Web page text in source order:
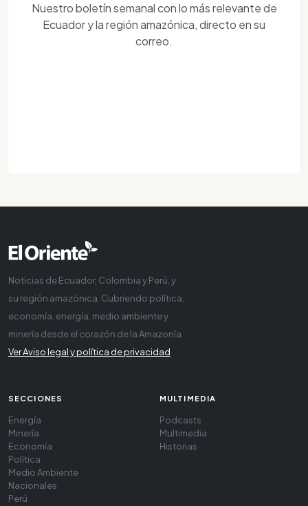
Nuestro boletín semanal con lo más relevante de
Ecuador y la región amazónica, directo en su
correo.
Noticias de Ecuador, Colombia y Perú, y
su región amazónica. Cubriendo política,
economía, energía, medio ambiente y
minería desde el corazón de la Amazonía
Ver Aviso legal y política de privacidad
SECCIONES
Energía
Minería
Economía
Política
Medio Ambiente
Nacionales
Perú
MULTIMEDIA
Podcasts
Multimedia
Historias